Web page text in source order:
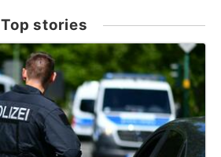
Top stories